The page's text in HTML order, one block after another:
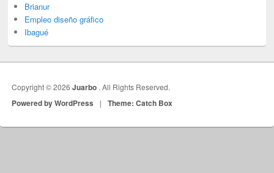
Brianur
Empleo diseño gráfico
Ibagué
Copyright © 2026Juarbo . All Rights Reserved.
Powered by WordPress | Theme: Catch Box